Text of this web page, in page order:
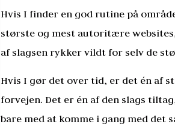
Hvis I finder en god rutine på
største og mest autoritære
af slagsen rykker vildt for selv de
Hvis I gør det over tid, er det én af
forvejen. Det er én af den slags
bare med at komme i gang med